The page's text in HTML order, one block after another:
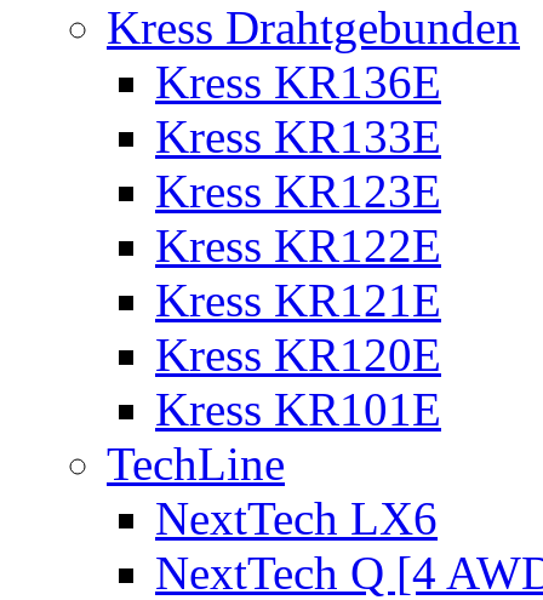
Kress Drahtgebunden
Kress KR136E
Kress KR133E
Kress KR123E
Kress KR122E
Kress KR121E
Kress KR120E
Kress KR101E
TechLine
NextTech LX6
NextTech Q [4